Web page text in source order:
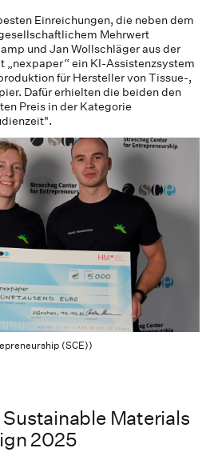
(SCE))
Einreichungen, die neben dem
Mehrwert
und Jan Wollschläger aus der
ein KI-Assistenzsystem
für Hersteller von Tissue-,
Dafür erhielten die beiden den
Preis in der Kategorie
Materials
2025